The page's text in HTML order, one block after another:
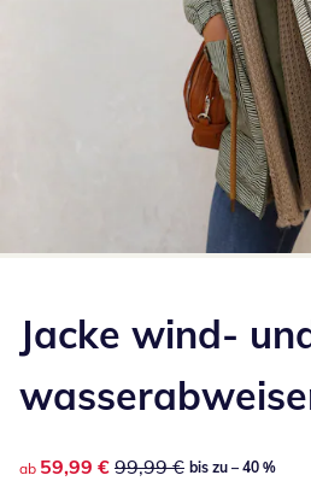
Jacke wind-
reduzierter Preis 59,99 €,
ab 59,99 € 99,99 € bis zu – 40 %